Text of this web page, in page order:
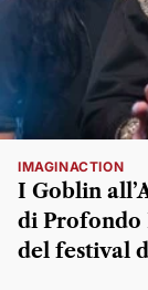
IMAGINACTION
I Goblin
di Profondo
del festival